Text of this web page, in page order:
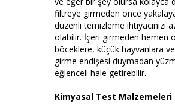
filtreye girmeden önce
düzenli temizleme ihtiyacınızı
olabilir. İçeri girmeden hemen
böceklere, küçük hayvanlara
girme endişesi duymadan
eğlenceli hale getirebilir.
Kimyasal Test Malzemeleri